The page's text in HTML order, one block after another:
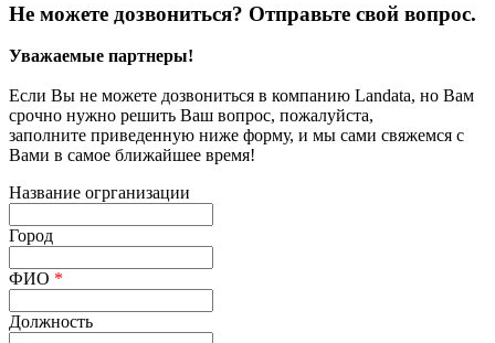
Не можете дозвониться? Отправьте свой вопрос.
Уважаемые партнеры!
Если Вы не можете дозвониться в компанию Landata, но Вам
срочно нужно решить Ваш вопрос, пожалуйста,
заполните приведенную ниже форму, и мы сами свяжемся с
Вами в самое ближайшее время!
Название огрганизации
Город
ФИО *
Должность